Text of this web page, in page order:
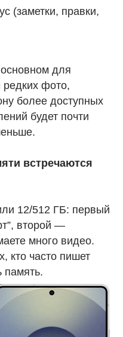
(заметки, правки,
для
редких фото,
более доступных
будет почти
встречаются
12/512 ГБ: первый
второй —
много видео.
кто часто пишет
память.